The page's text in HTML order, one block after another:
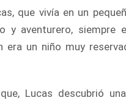
que vivía en un
y aventurero, siempre
era un niño muy
Lucas descubrió